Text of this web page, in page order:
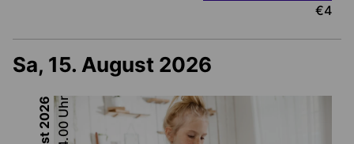
€4
Sa, 15. August 2026
2026
14.00
Uhr